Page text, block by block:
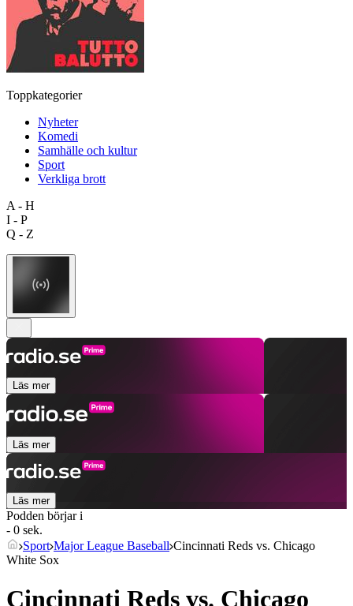
Toppkategorier
Nyheter
Komedi
Samhälle och kultur
Sport
Verkliga brott
A - H
I - P
Q - Z
Läs mer
Läs mer
Läs mer
Podden börjar i
- 0 sek.
Sport Major League Baseball Cincinnati Reds vs. Chicago
White Sox
Cincinnati Reds vs. Chicago